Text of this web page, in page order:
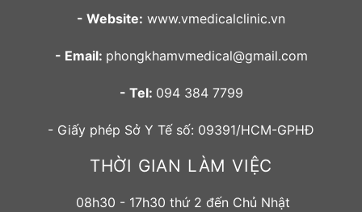
- Website: www.vmedicalclinic.vn
- Email: phongkhamvmedical@gmail.com
- Tel: 094 384 7799
- Giấy phép Sở Y Tế số: 09391/HCM-GPHĐ
THỜI GIAN LÀM VIỆC
08h30 - 17h30 thứ 2 đến Chủ Nhật